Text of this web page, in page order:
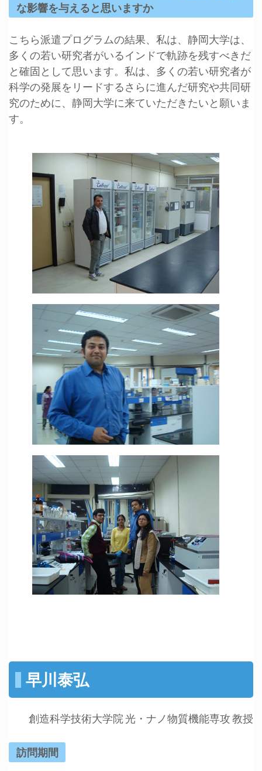
な影響を与えると思いますか
こちら派遣プログラムの結果、私は、静岡大学は、
多くの若い研究者がいるインドで軌跡を残すべきだ
と確固として思います。私は、多くの若い研究者が
科学の発展をリードするさらに進んだ研究や共同研
究のために、静岡大学に来ていただきたいと願いま
す。
早川泰弘
創造科学技術大学院 光・ナノ物質機能専攻 教授
訪問期間